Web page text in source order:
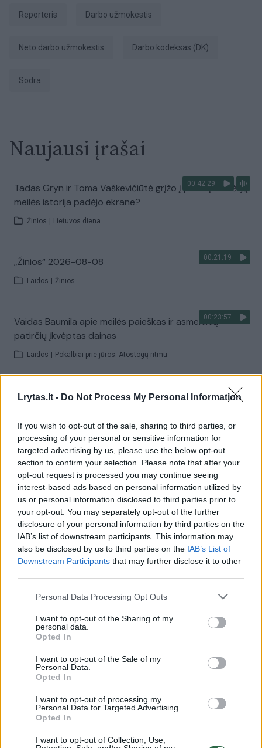
Lrytas.lt - Do Not Process My Personal Information
If you wish to opt-out of the sale, sharing to third parties, or
processing of your personal or sensitive information for
targeted advertising by us, please use the below opt-out
section to confirm your selection. Please note that after your
opt-out request is processed you may continue seeing
interest-based ads based on personal information utilized by
us or personal information disclosed to third parties prior to
your opt-out. You may separately opt-out of the further
disclosure of your personal information by third parties on the
IAB’s list of downstream participants. This information may
also be disclosed by us to third parties on the IAB’s List of
Downstream Participants that may further disclose it to other
Personal Data Processing Opt Outs
I want to opt-out of the Sharing of my
personal data.
Opted In
I want to opt-out of the Sale of my
Personal Data.
Opted In
I want to opt-out of processing my
Personal Data for Targeted Advertising.
Opted In
I want to opt-out of Collection, Use,
Reporteris darbo užmokestis
neto darbo užmokestis Darbo kodeksas (DK)
Sodra
Naujausi įrašai
00:42:29
Tadas Gryn ir Toma Vaškevičiūtė grįžo į praeitį: kodėl jų
meilės istorija padėjo ekrane?
Žinios Lietuvos diena
00:21:19
„Žinios“ 2026-08-08
Laidos Žinios
00:23:57
Vaidas Baumila apie meilės paieškas ir asmeninių
patirčių įkvėptas dainas
Laidos Pokalbiai prie jūros. Atostogų ritmu
00:00:40
Dronai Vokietijoje kelia vis daugiau klausimų: du
Žinios | Pasaulis
Visi įrašai
Žiūrimiausi įrašai
00:00:30
Vaizdai iš tragiškos avarijos Vilniaus r.: dviejų moterų ir
vaiko gyvybių išgelbėti nepavyko
Žinios | Lietuvos diena
Savaitės vidurys nusimato karštas: temperatūra kils iki
32 laipsnių šilumos
Žinios | Orai
00:15:54
V. Zalužno pasisakymą laiko bandymu įsitvirtinti
Laidos | Nauja diena